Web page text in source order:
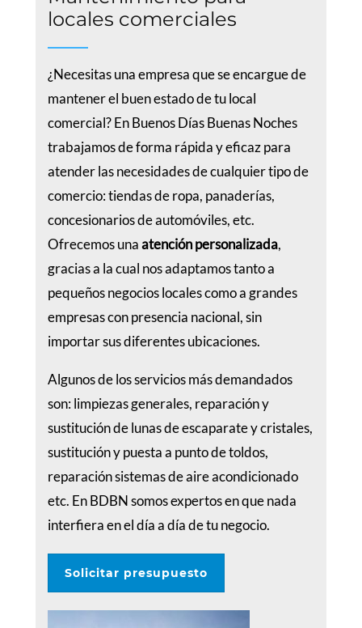
locales comerciales
¿Necesitas una empresa que se encargue de
mantener el buen estado de tu local
comercial? En Buenos Días Buenas Noches
trabajamos de forma rápida y eficaz para
atender las necesidades de cualquier tipo de
comercio: tiendas de ropa, panaderías,
concesionarios de automóviles, etc.
Ofrecemos unaatención personalizada,
gracias a la cual nos adaptamos tanto a
pequeños negocios locales como a grandes
empresas con presencia nacional, sin
importar sus diferentes ubicaciones.
Algunos de los servicios más demandados
son: limpiezas generales, reparación y
sustitución de lunas de escaparate y cristales,
sustitución y puesta a punto de toldos,
reparación sistemas de aire acondicionado
etc. En BDBN somos expertos en que nada
interfiera en el día a día de tu negocio.
Solicitar presupuesto